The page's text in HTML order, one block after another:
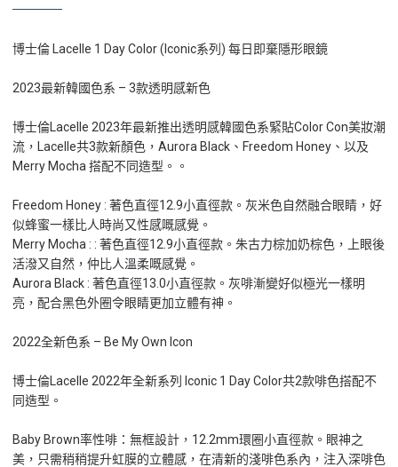
博士倫 Lacelle 1 Day Color (Iconic系列) 每日即棄隱形眼鏡
2023最新韓國色系 – 3款透明感新色
博士倫Lacelle 2023年最新推出透明感韓國色系緊貼Color Con美妝潮
流，Lacelle共3款新顏色，Aurora Black、Freedom Honey、以及
Merry Mocha 搭配不同造型。。
Freedom Honey : 著色直徑12.9小直徑款。灰米色自然融合眼睛，好
似蜂蜜一樣比人時尚又性感嘅感覺。
Merry Mocha : : 著色直徑12.9小直徑款。朱古力棕加奶棕色，上眼後
活潑又自然，仲比人溫柔嘅感覺。
Aurora Black : 著色直徑13.0小直徑款。灰啡漸變好似極光一樣明
亮，配合黑色外圈令眼睛更加立體有神。
2022全新色系 – Be My Own Icon
博士倫Lacelle 2022年全新系列 Iconic 1 Day Color共2款啡色搭配不
同造型。
Baby Brown率性啡：無框設計，12.2mm環圈小直徑款。眼神之
美，只需稍稍提升虹膜的立體感，在清新的淺啡色系內，注入深啡色